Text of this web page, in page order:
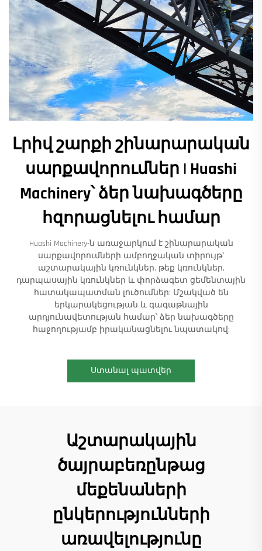
Լրիվ շարքի շինարարական
սարքավորումներ | Huashi
Machinery՝ ձեր նախագծերը
հզորացնելու համար
Huashi Machinery-ն առաջարկում է շինարարական
սարքավորումների ամբողջական տիրույթ՝
աշտարակային կռունկներ, թեք կռունկներ,
դարպասային կռունկներ և փորձագետ ցեմենտային
հատակապատման լուծումներ: Մշակված են
երկարակեցության և գագաթնային
արդյունավետության համար՝ ձեր նախագծերը
հաջողությամբ իրականացնելու նպատակով:
Ստանալ պատվեր
Աշտարակային
ծայրաբեռընթաց
մեքենաների
ընկերությունների
առավելությունը